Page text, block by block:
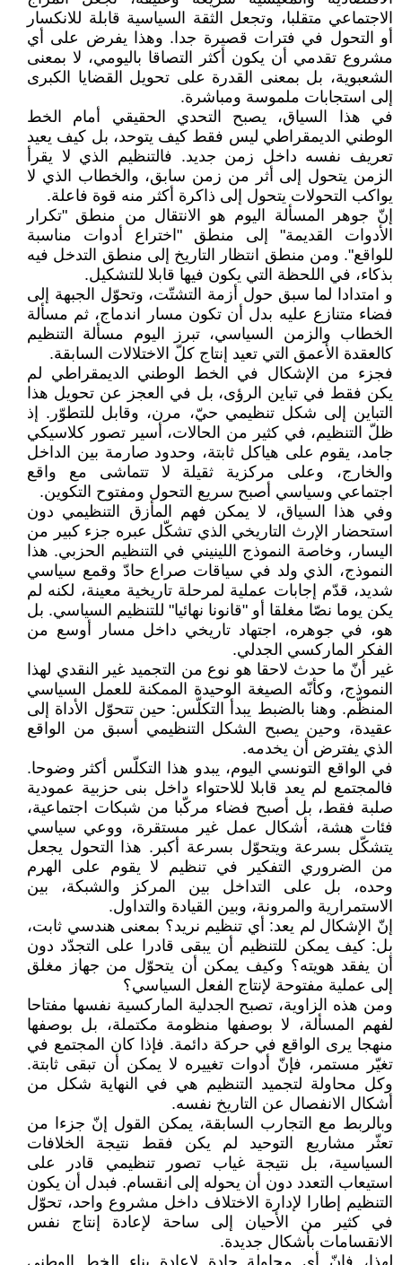
الاجتماعي متقلبا، وتجعل الثقة السياسية قابلة للانكسار
أو التحول في فترات قصيرة جدا. وهذا يفرض على أي
مشروع تقدمي أن يكون أكثر التصاقا باليومي، لا بمعنى
الشعبوية، بل بمعنى القدرة على تحويل القضايا الكبرى
إلى استجابات ملموسة ومباشرة.
في هذا السياق، يصبح التحدي الحقيقي أمام الخط
الوطني الديمقراطي ليس فقط كيف يتوحد، بل كيف يعيد
تعريف نفسه داخل زمن جديد. فالتنظيم الذي لا يقرأ
الزمن يتحول إلى أثر من زمن سابق، والخطاب الذي لا
يواكب التحولات يتحول إلى ذاكرة أكثر منه قوة فاعلة.
إنّ جوهر المسألة اليوم هو الانتقال من منطق "تكرار
الأدوات القديمة" إلى منطق "اختراع أدوات مناسبة
للواقع". ومن منطق انتظار التاريخ إلى منطق التدخل فيه
بذكاء، في اللحظة التي يكون فيها قابلا للتشكيل.
و امتدادا لما سبق حول أزمة التشتّت، وتحوّل الجبهة إلى
فضاء متنازع عليه بدل أن تكون مسار اندماج، ثم مسألة
الخطاب والزمن السياسي، تبرز اليوم مسألة التنظيم
كالعقدة الأعمق التي تعيد إنتاج كلّ الاختلالات السابقة.
فجزء من الإشكال في الخط الوطني الديمقراطي لم
يكن فقط في تباين الرؤى، بل في العجز عن تحويل هذا
التباين إلى شكل تنظيمي حيّ، مرن، وقابل للتطوّر. إذ
ظلّ التنظيم، في كثير من الحالات، أسير تصور كلاسيكي
جامد، يقوم على هياكل ثابتة، وحدود صارمة بين الداخل
والخارج، وعلى مركزية ثقيلة لا تتماشى مع واقع
اجتماعي وسياسي أصبح سريع التحول ومفتوح التكوين.
وفي هذا السياق، لا يمكن فهم المأزق التنظيمي دون
استحضار الإرث التاريخي الذي تشكّل عبره جزء كبير من
اليسار، وخاصة النموذج اللينيني في التنظيم الحزبي. هذا
النموذج، الذي ولد في سياقات صراع حادّ وقمع سياسي
شديد، قدّم إجابات عملية لمرحلة تاريخية معينة، لكنه لم
يكن يوما نصّا مغلقا أو "قانونا نهائيا" للتنظيم السياسي. بل
هو، في جوهره، اجتهاد تاريخي داخل مسار أوسع من
الفكر الماركسي الجدلي.
غير أنّ ما حدث لاحقا هو نوع من التجميد غير النقدي لهذا
النموذج، وكأنّه الصيغة الوحيدة الممكنة للعمل السياسي
المنظّم. وهنا بالضبط يبدأ التكلّس: حين تتحوّل الأداة إلى
عقيدة، وحين يصبح الشكل التنظيمي أسبق من الواقع
الذي يفترض أن يخدمه.
في الواقع التونسي اليوم، يبدو هذا التكلّس أكثر وضوحا.
فالمجتمع لم يعد قابلا للاحتواء داخل بنى حزبية عمودية
صلبة فقط، بل أصبح فضاء مركّبا من شبكات اجتماعية،
فئات هشة، أشكال عمل غير مستقرة، ووعي سياسي
يتشكّل بسرعة ويتحوّل بسرعة أكبر. هذا التحول يجعل
من الضروري التفكير في تنظيم لا يقوم على الهرم
وحده، بل على التداخل بين المركز والشبكة، بين
الاستمرارية والمرونة، وبين القيادة والتداول.
إنّ الإشكال لم يعد: أي تنظيم نريد؟ بمعنى هندسي ثابت،
بل: كيف يمكن للتنظيم أن يبقى قادرا على التجدّد دون
أن يفقد هويته؟ وكيف يمكن أن يتحوّل من جهاز مغلق
إلى عملية مفتوحة لإنتاج الفعل السياسي؟
ومن هذه الزاوية، تصبح الجدلية الماركسية نفسها مفتاحا
لفهم المسألة، لا بوصفها منظومة مكتملة، بل بوصفها
منهجا يرى الواقع في حركة دائمة. فإذا كان المجتمع في
تغيّر مستمر، فإنّ أدوات تغييره لا يمكن أن تبقى ثابتة.
وكل محاولة لتجميد التنظيم هي في النهاية شكل من
أشكال الانفصال عن التاريخ نفسه.
وبالربط مع التجارب السابقة، يمكن القول إنّ جزءا من
تعثّر مشاريع التوحيد لم يكن فقط نتيجة الخلافات
السياسية، بل نتيجة غياب تصور تنظيمي قادر على
استيعاب التعدد دون أن يحوله إلى انقسام. فبدل أن يكون
التنظيم إطارا لإدارة الاختلاف داخل مشروع واحد، تحوّل
في كثير من الأحيان إلى ساحة لإعادة إنتاج نفس
الانقسامات بأشكال جديدة.